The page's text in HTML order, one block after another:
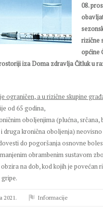
08.
rizične
općine
iza Doma zdravlja Čitluk u
ograničen, a u rizične skupine
od 65 godina,
oboljenjima (plućna, srčana,
druga kronična oboljenja)
do pogoršanja osnovne
obrambenim sustavom
na dob, kod kojih je povećan
2021. Informacije